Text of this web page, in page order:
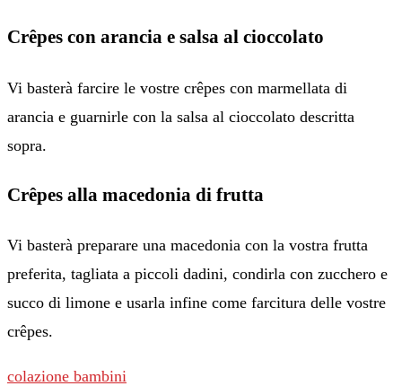
Crêpes con arancia e salsa al cioccolato
Vi basterà farcire le vostre crêpes con marmellata di
arancia e guarnirle con la salsa al cioccolato descritta
sopra.
Crêpes alla macedonia di frutta
Vi basterà preparare una macedonia con la vostra frutta
preferita, tagliata a piccoli dadini, condirla con zucchero e
succo di limone e usarla infine come farcitura delle vostre
crêpes.
colazione bambini